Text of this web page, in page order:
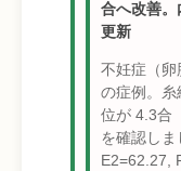
合へ改善。
更新
不妊症（卵
の症例。糸
位が 4.3合
を確認し
E2=62.27,